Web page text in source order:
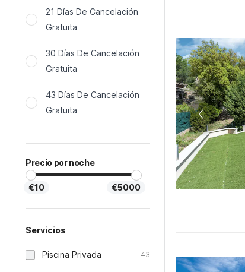
21 Días De Cancelación
Gratuita
30 Días De Cancelación
Gratuita
43 Días De Cancelación
Gratuita
Precio por noche
€10 €5000
Servicios
Piscina Privada 43